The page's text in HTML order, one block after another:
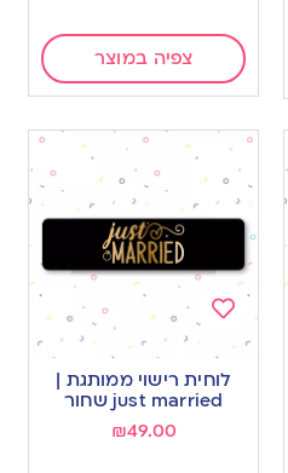
צפיה במוצר
Add
to
wishlist
לוחית רישוי ממותגת |
just married שחור
₪49.00